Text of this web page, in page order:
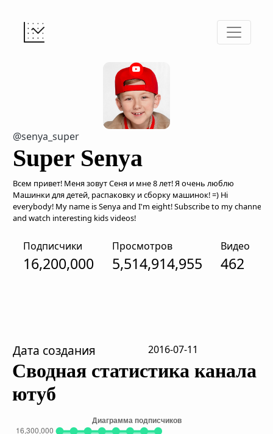
@senya_super
Super Senya
Всем привет! Меня зовут Сеня и мне 8 лет! Я очень люблю
Машинки для детей, распаковку и сборку машинок! =) Hi
everybody! My name is Senya and I'm eight! Subscribe to my channel
and watch interesting kids videos!
Подписчики
16,200,000
Просмотров
5,514,914,955
Видео
462
Дата создания 2016-07-11
Сводная статистика канала
ютуб